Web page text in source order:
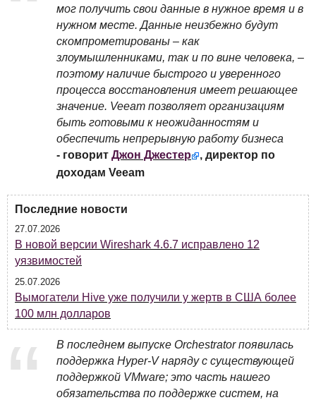
мог получить свои данные в нужное время и в
нужном месте. Данные неизбежно будут
скомпрометированы – как
злоумышленниками, так и по вине человека, –
поэтому наличие быстрого и уверенного
процесса восстановления имеет решающее
значение. Veeam позволяет организациям
быть готовыми к неожиданностям и
обеспечить непрерывную работу бизнеса
- говорит Джон Джестер
, директор по
доходам Veeam
Последние новости
27.07.2026
В новой версии Wireshark 4.6.7 исправлено 12
уязвимостей
25.07.2026
Вымогатели Hive уже получили у жертв в США более
100 млн долларов
В последнем выпуске Orchestrator появилась
поддержка Hyper-V наряду с существующей
поддержкой VMware; это часть нашего
обязательства по поддержке систем, на